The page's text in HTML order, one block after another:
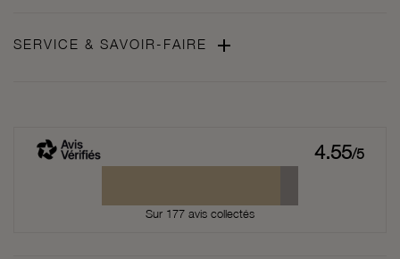
SERVICE & SAVOIR-FAIRE 
4.55/5
Sur 177 avis collectés